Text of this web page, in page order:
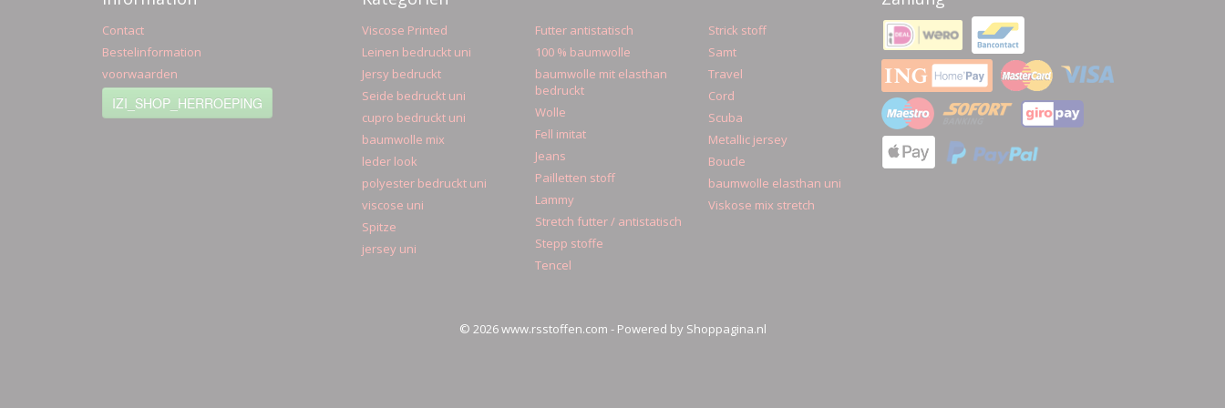
Contact
Bestelinformation
voorwaarden
IZI_SHOP_HERROEPING
Viscose Printed
Leinen bedruckt uni
Jersy bedruckt
Seide bedruckt uni
cupro bedruckt uni
baumwolle mix
leder look
polyester bedruckt uni
viscose uni
Spitze
jersey uni
Futter antistatisch
100 % baumwolle
baumwolle mit elasthan
bedruckt
Wolle
Fell imitat
Jeans
Pailletten stoff
Lammy
Stretch futter / antistatisch
Stepp stoffe
Tencel
Strick stoff
Samt
Travel
Cord
Scuba
Metallic jersey
Boucle
baumwolle elasthan uni
Viskose mix stretch
© 2026 www.rsstoffen.com - Powered by Shoppagina.nl